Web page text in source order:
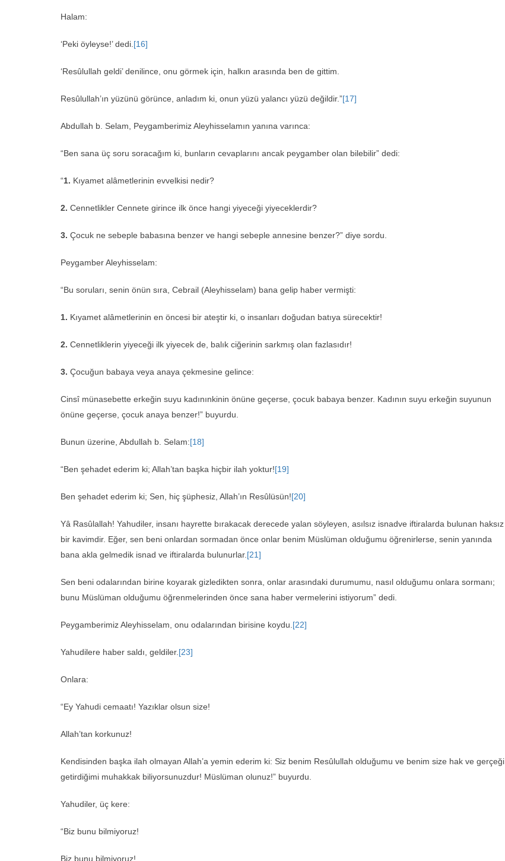
Halam:
‘Peki öyleyse!’ dedi. [16]
‘Resûlullah geldi’ denilince, onu görmek için, halkın arasında ben de gittim.
Resûlullah’ın yüzünü görünce, anladım ki, onun yüzü yalancı yüzü değildir.”[17]
Abdullah b. Selam, Peygamberimiz Aleyhisselamın yanına varınca:
“Ben sana üç soru soracağım ki, bunların cevaplarını ancak peygamber olan bilebilir” dedi:
“1. Kıyamet alâmetlerinin evvelkisi nedir?
2. Cennetlikler Cennete girince ilk önce hangi yiyeceği yiyeceklerdir?
3. Çocuk ne sebeple babasına benzer ve hangi sebeple annesine benzer?” diye sordu.
Peygamber Aleyhisselam:
“Bu soruları, senin önün sıra, Cebrail (Aleyhisselam) bana gelip haber vermişti:
1. Kıyamet alâmetlerinin en öncesi bir ateştir ki, o insanları doğudan batıya sürecektir!
2. Cennetliklerin yiyeceği ilk yiyecek de, balık ciğerinin sarkmış olan fazlasıdır!
3. Çocuğun babaya veya anaya çekmesine gelince:
Cinsî münasebette erkeğin suyu kadınınkinin önüne geçerse, çocuk babaya benzer. Kadının suyu erkeğin suyunun
önüne geçerse, çocuk anaya benzer!” buyurdu.
Bunun üzerine, Abdullah b. Selam:[18]
“Ben şehadet ederim ki; Allah’tan başka hiçbir ilah yoktur![19]
Ben şehadet ederim ki; Sen, hiç şüphesiz, Allah’ın Resûlüsün![20]
Yâ Rasûlallah! Yahudiler, insanı hayrette bırakacak derecede yalan söyleyen, asılsız isnadve ifti­ralarda bulunan haksız
bir kavimdir. Eğer, sen beni onlardan sormadan önce onlar benim Müslüman olduğumu öğrenirlerse, senin yanında
bana akla gelmedik isnad ve iftiralarda bulunurlar. [21]
Sen beni odalarından birine koyarak gizledikten sonra, onlar arasındaki durumumu, nasıl olduğu­mu onlara sormanı;
bunu Müslüman olduğumu öğrenmelerinden önce sana haber vermelerini istiyorum” dedi.
Peygamberimiz Aleyhisselam, onu odalarından birisine koydu. [22]
Yahudilere haber saldı, geldiler. [23]
Onlara:
“Ey Yahudi cemaatı! Yazıklar olsun size!
Allah’tan korkunuz!
Kendisinden başka ilah olmayan Allah’a yemin ederim ki: Siz benim Resûlullah olduğumu ve benim size hak ve gerçeği
getirdiğimi muhakkak biliyorsunuzdur! Müslüman olunuz!” buyurdu.
Yahudiler, üç kere:
“Biz bunu bilmiyoruz!
Biz bunu bilmiyoruz!